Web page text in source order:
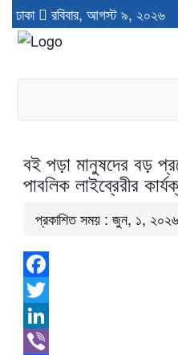
ঢাকা রবিবার, আগস্ট ৯, ২০২৬
বই পড়া মানুষদের বড়
পাবলিক লাইব্রেরীর
প্রকাশিত সময় : জুন, ১,
Facebook
Twitter
LinkedIn